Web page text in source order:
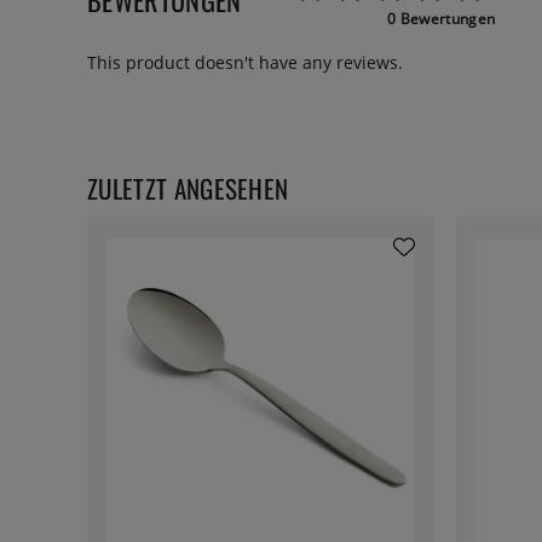
0 Bewertungen
This product doesn't have any reviews.
ZULETZT ANGESEHEN